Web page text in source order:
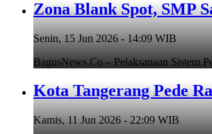
Zona Blank Spot, SMP
Senin, 15 Jun 2026 - 14:09 WIB
BagusNews.Co – Pelaksanaan Sistem
Kota Tangerang Pede
Kamis, 11 Jun 2026 - 22:09 WIB